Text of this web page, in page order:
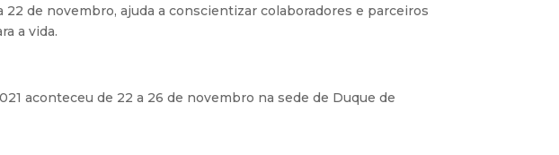
de novembro, ajuda a conscientizar colaboradores e parceiros
a vida.
aconteceu de 22 a 26 de novembro na sede de Duque de